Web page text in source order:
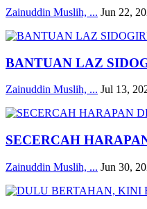
Zainuddin Muslih, ... Jun 22,
BANTUAN LAZ
Zainuddin Muslih, ... Jul 13,
SECERCAH
Zainuddin Muslih, ... Jun 30,